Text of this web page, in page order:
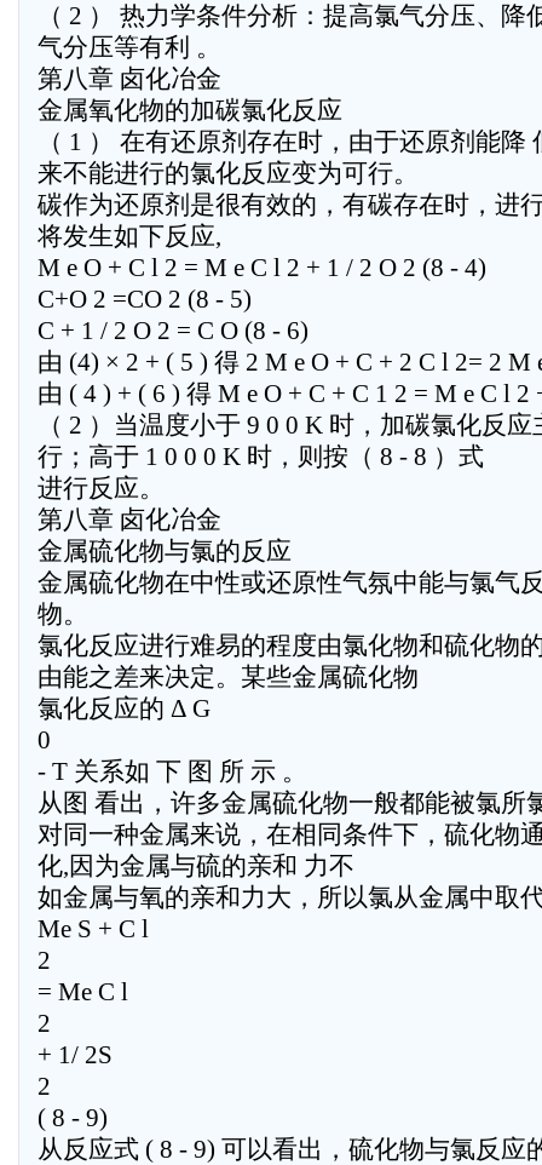
（ 2 ） 热力学条件分析：提高氯气分压、
气分压等有利 。
第八章 卤化冶金
金属氧化物的加碳氯化反应
（ 1 ） 在有还原剂存在时，由于还原剂能降
来不能进行的氯化反应变为可行。
碳作为还原剂是很有效的，有碳存在时，进
将发生如下反应,
M e O + C l 2 = M e C l 2 + 1 / 2 O 2 (8 - 4)
C+O 2 =CO 2 (8 - 5)
C + 1 / 2 O 2 = C O (8 - 6)
由 (4) × 2 + ( 5 ) 得 2 M e O + C + 2 C l 2= 2 M
由 ( 4 ) + ( 6 ) 得 M e O + C + C 1 2 = M e C l 2
（ 2 ）当温度小于 9 0 0 K 时，加碳氯化反
行；高于 1 0 0 0 K 时，则按（ 8 - 8 ）式
进行反应。
第八章 卤化冶金
金属硫化物与氯的反应
金属硫化物在中性或还原性气氛中能与氯气
物。
氯化反应进行难易的程度由氯化物和硫化物
由能之差来决定。某些金属硫化物
氯化反应的 Δ G
0
- T 关系如 下 图 所 示 。
从图 看出，许多金属硫化物一般都能被氯所
对同一种金属来说，在相同条件下，硫化物
化,因为金属与硫的亲和 力不
如金属与氧的亲和力大，所以氯从金属中取
Me S + C l
2
= Me C l
2
+ 1/ 2S
2
( 8 - 9)
从反应式 ( 8 - 9) 可以看出，硫化物与氯反应